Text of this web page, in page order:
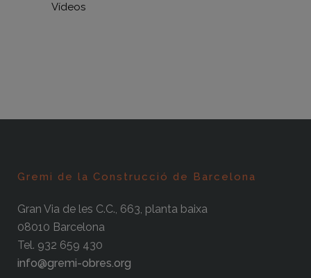
Vídeos
Gremi de la Construcció de Barcelona
Gran Via de les C.C., 663, planta baixa
08010 Barcelona
Tel. 932 659 430
info@gremi-obres.org